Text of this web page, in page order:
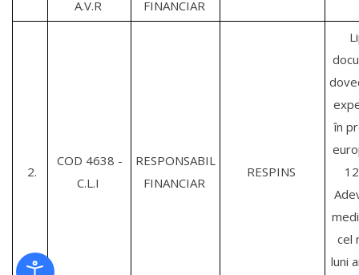
A.V.R FINANCIAR
2.
COD 4638 -
C.L.I
RESPONSABIL
FINANCIAR
RESPINS
în
cel
luni